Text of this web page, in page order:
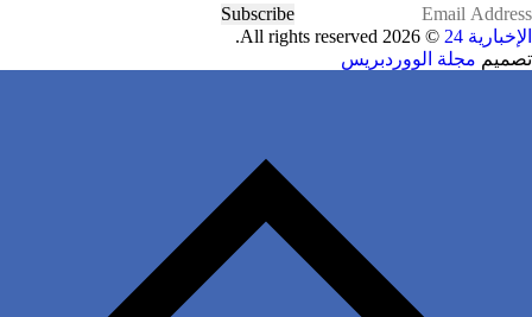
Subscribe
الإخبارية 24
© 2026 All rights reserved.
تصميم مجلة الووردبريس